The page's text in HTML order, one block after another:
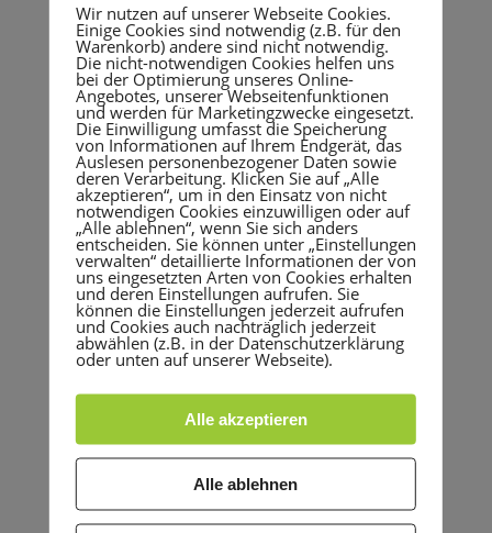
VERANSTALTER
TSG HEIDELBERG-
ROHRBACH E.V.
WEBSITE
https://tsgrohrbach.d
e/tdot2025/
Wir nutzen auf unserer Webseite Cookies.
Einige Cookies sind notwendig (z.B. für den
Warenkorb) andere sind nicht notwendig.
Die nicht-notwendigen Cookies helfen uns
bei der Optimierung unseres Online-
Angebotes, unserer Webseitenfunktionen
und werden für Marketingzwecke eingesetzt.
Die Einwilligung umfasst die Speicherung
von Informationen auf Ihrem Endgerät, das
Auslesen personenbezogener Daten sowie
deren Verarbeitung. Klicken Sie auf „Alle
akzeptieren“, um in den Einsatz von nicht
notwendigen Cookies einzuwilligen oder auf
„Alle ablehnen“, wenn Sie sich anders
entscheiden. Sie können unter „Einstellungen
verwalten“ detaillierte Informationen der von
uns eingesetzten Arten von Cookies erhalten
und deren Einstellungen aufrufen. Sie
können die Einstellungen jederzeit aufrufen
und Cookies auch nachträglich jederzeit
abwählen (z.B. in der Datenschutzerklärung
oder unten auf unserer Webseite).
Alle akzeptieren
Alle ablehnen